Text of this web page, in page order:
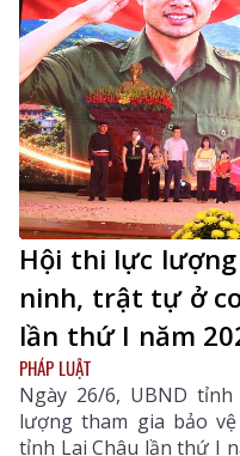
Hội thi lực
ninh, trật tự ở
lần thứ I năm
PHÁP LUẬT
Ngày 26/6, UBND
lượng tham gia bảo
tỉnh Lai Châu lần thứ I